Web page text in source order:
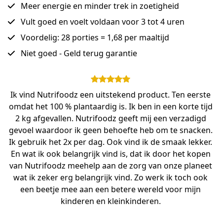
Meer energie en minder trek in zoetigheid
Vult goed en voelt voldaan voor 3 tot 4 uren
Voordelig: 28 porties = 1,68 per maaltijd
Niet goed - Geld terug garantie
Ik vind Nutrifoodz een uitstekend product. Ten eerste
omdat het 100 % plantaardig is. Ik ben in een korte tijd
2 kg afgevallen. Nutrifoodz geeft mij een verzadigd
gevoel waardoor ik geen behoefte heb om te snacken.
Ik gebruik het 2x per dag. Ook vind ik de smaak lekker.
En wat ik ook belangrijk vind is, dat ik door het kopen
van Nutrifoodz meehelp aan de zorg van onze planeet
wat ik zeker erg belangrijk vind. Zo werk ik toch ook
een beetje mee aan een betere wereld voor mijn
kinderen en kleinkinderen.